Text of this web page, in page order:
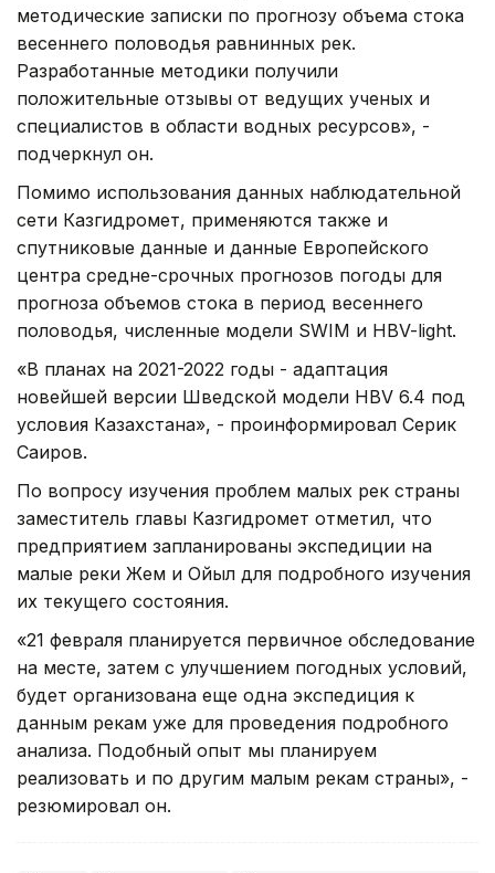
методические записки по прогнозу объема стока
весеннего половодья равнинных рек.
Разработанные методики получили
положительные отзывы от ведущих ученых и
специалистов в области водных ресурсов», -
подчеркнул он.
Помимо использования данных наблюдательной
сети Казгидромет, применяются также и
спутниковые данные и данные Европейского
центра средне-срочных прогнозов погоды для
прогноза объемов стока в период весеннего
половодья, численные модели SWIM и HBV-light.
«В планах на 2021-2022 годы - адаптация
новейшей версии Шведской модели HBV 6.4 под
условия Казахстана», - проинформировал Серик
Саиров.
По вопросу изучения проблем малых рек страны
заместитель главы Казгидромет отметил, что
предприятием запланированы экспедиции на
малые реки Жем и Ойыл для подробного изучения
их текущего состояния.
«21 февраля планируется первичное обследование
на месте, затем с улучшением погодных условий,
будет организована еще одна экспедиция к
данным рекам уже для проведения подробного
анализа. Подобный опыт мы планируем
реализовать и по другим малым рекам страны», -
резюмировал он.